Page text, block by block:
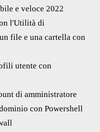
e veloce 2022
l'Utilità di
file e una cartella con
utente con
di amministratore
con Powershell